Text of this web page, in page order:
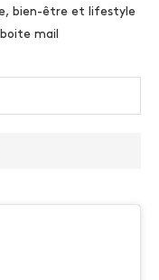
bien-être et lifestyle
mail